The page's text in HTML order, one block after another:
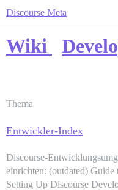
Discourse Meta
Wiki
Thema
Entwickler-Index
Discourse-
einrichten: (outdated) Guide
Setting Up Discourse